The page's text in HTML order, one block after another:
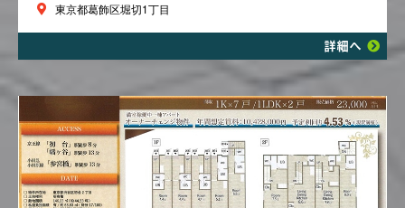
東京都葛飾区堀切1丁目
詳細へ